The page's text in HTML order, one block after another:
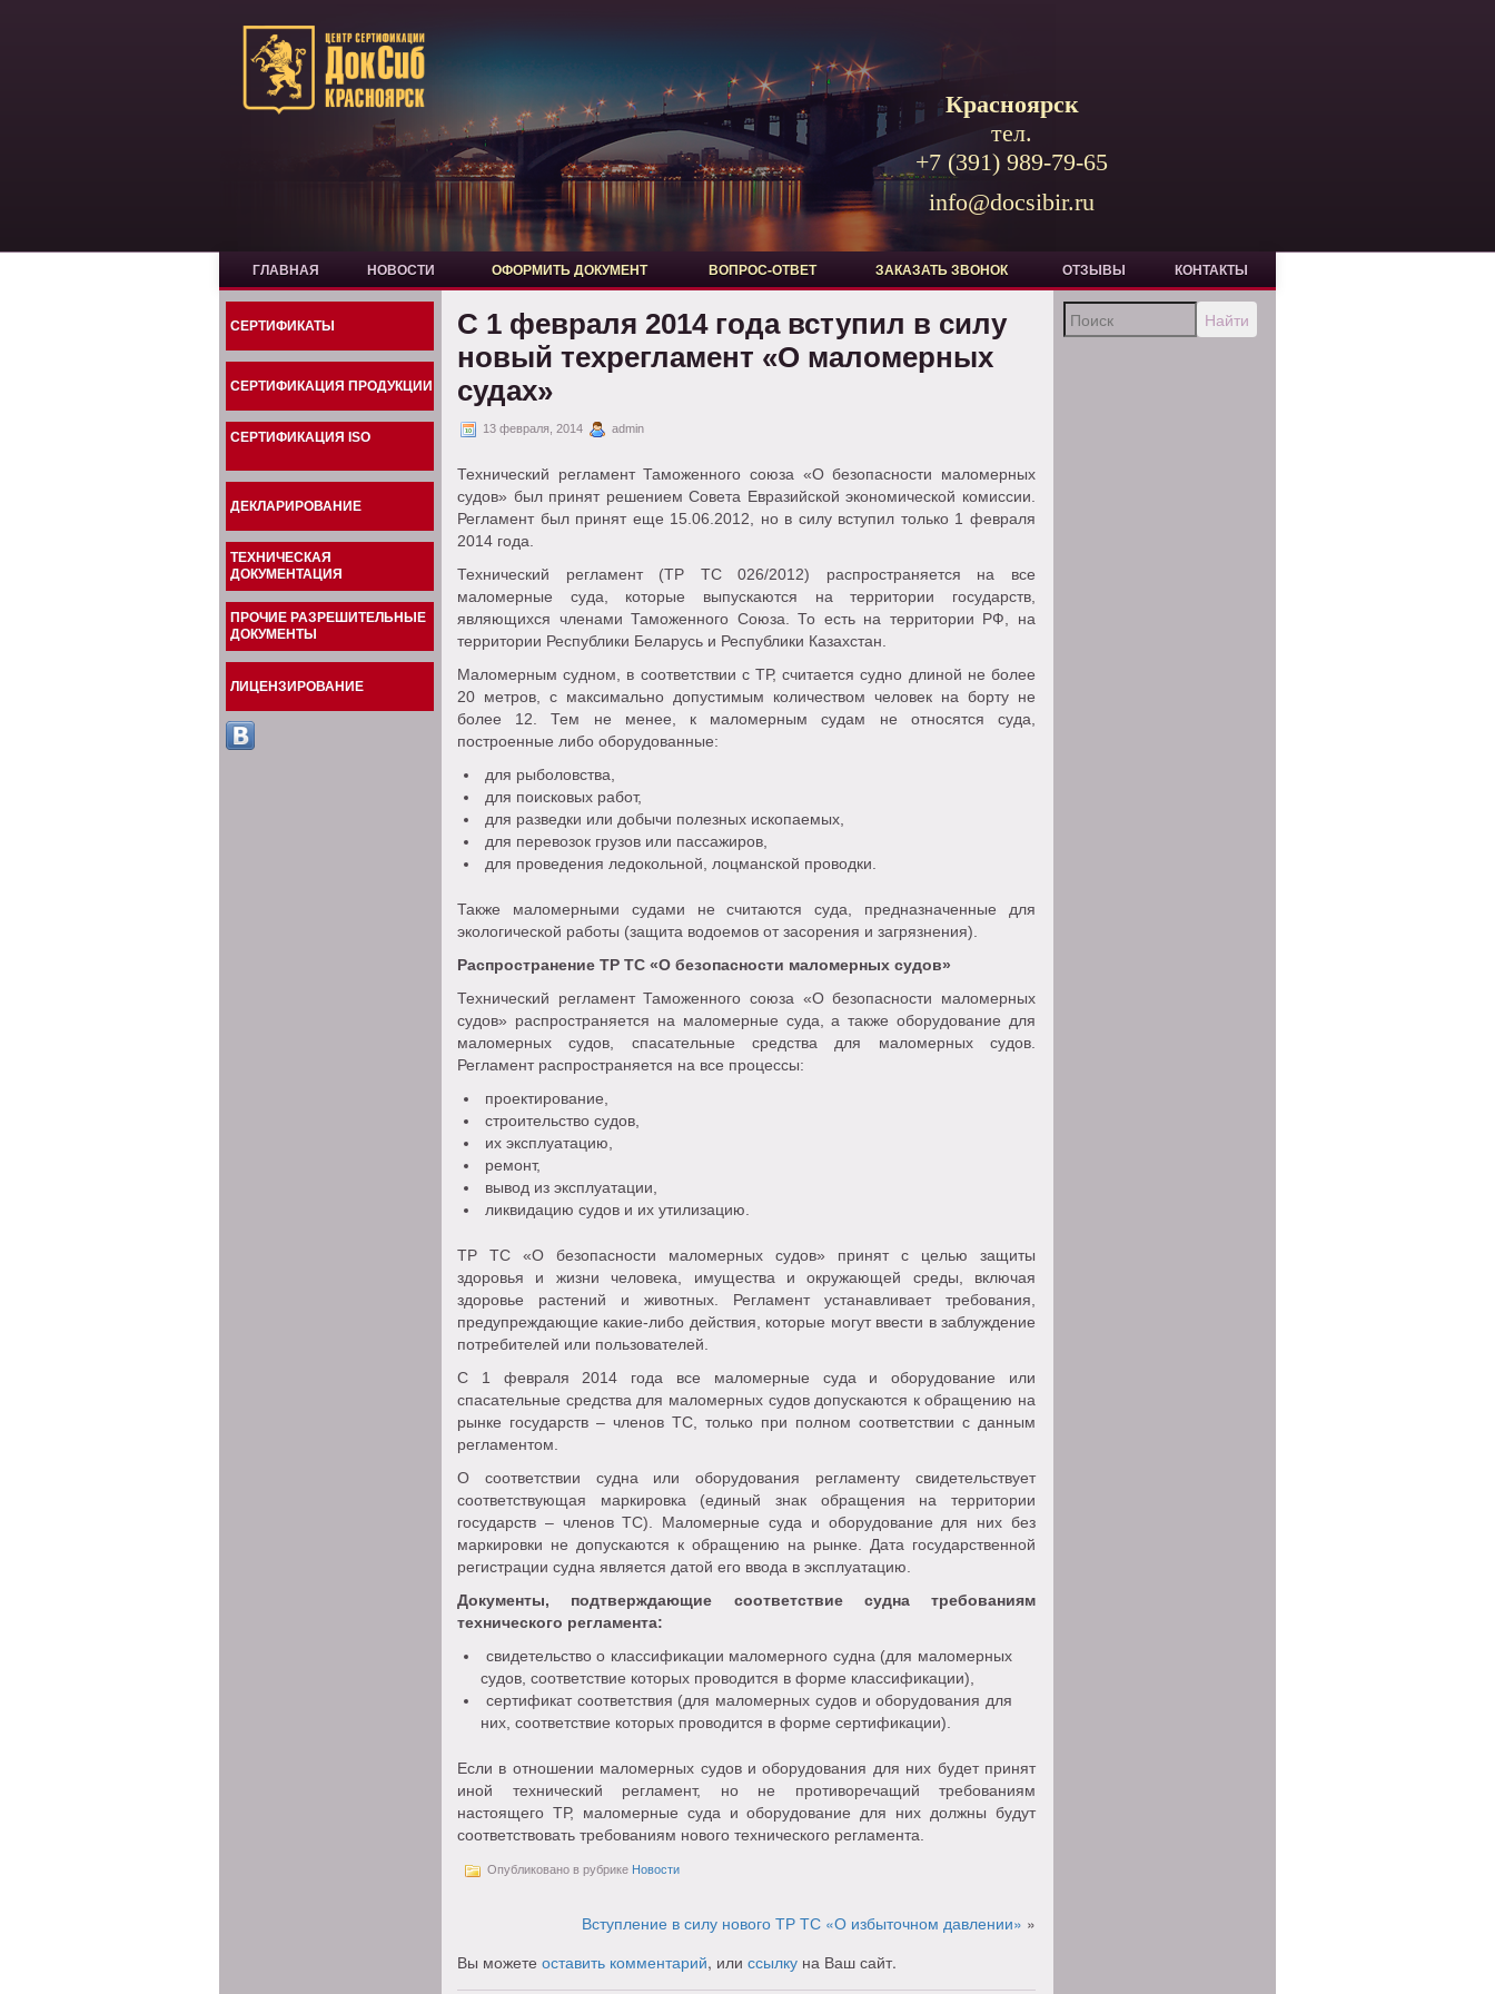
Красноярск
тел.
+7 (391) 989-79-65
info@docsibir.ru
ГЛАВНАЯ НОВОСТИ ОФОРМИТЬ ДОКУМЕНТ ВОПРОС-ОТВЕТ ЗАКАЗАТЬ ЗВОНОК ОТЗЫВЫ КОНТАКТЫ
СЕРТИФИКАТЫ
СЕРТИФИКАЦИЯ ПРОДУКЦИИ
СЕРТИФИКАЦИЯ ISO
ДЕКЛАРИРОВАНИЕ
ТЕХНИЧЕСКАЯ
ДОКУМЕНТАЦИЯ
ПРОЧИЕ РАЗРЕШИТЕЛЬНЫЕ
ДОКУМЕНТЫ
ЛИЦЕНЗИРОВАНИЕ
C 1 февраля 2014 года вступил в силу
новый техрегламент «О маломерных
судах»
13 февраля, 2014 admin
Технический регламент Таможенного союза «О безопасности маломерных
судов» был принят решением Совета Евразийской экономической комиссии.
Регламент был принят еще 15.06.2012, но в силу вступил только 1 февраля
2014 года.
Технический регламент (ТР ТС 026/2012) распространяется на все
маломерные суда, которые выпускаются на территории государств,
являющихся членами Таможенного Союза. То есть на территории РФ, на
территории Республики Беларусь и Республики Казахстан.
Маломерным судном, в соответствии с ТР, считается судно длиной не более
20 метров, с максимально допустимым количеством человек на борту не
более 12. Тем не менее, к маломерным судам не относятся суда,
построенные либо оборудованные:
для рыболовства,
для поисковых работ,
для разведки или добычи полезных ископаемых,
для перевозок грузов или пассажиров,
для проведения ледокольной, лоцманской проводки.
Также маломерными судами не считаются суда, предназначенные для
экологической работы (защита водоемов от засорения и загрязнения).
Распространение ТР ТС «О безопасности маломерных судов»
Технический регламент Таможенного союза «О безопасности маломерных
судов» распространяется на маломерные суда, а также оборудование для
маломерных судов, спасательные средства для маломерных судов.
Регламент распространяется на все процессы:
проектирование,
строительство судов,
их эксплуатацию,
ремонт,
вывод из эксплуатации,
ликвидацию судов и их утилизацию.
ТР ТС «О безопасности маломерных судов» принят с целью защиты
здоровья и жизни человека, имущества и окружающей среды, включая
здоровье растений и животных. Регламент устанавливает требования,
предупреждающие какие-либо действия, которые могут ввести в заблуждение
потребителей или пользователей.
С 1 февраля 2014 года все маломерные суда и оборудование или
спасательные средства для маломерных судов допускаются к обращению на
рынке государств – членов ТС, только при полном соответствии с данным
регламентом.
О соответствии судна или оборудования регламенту свидетельствует
соответствующая маркировка (единый знак обращения на территории
государств – членов ТС). Маломерные суда и оборудование для них без
маркировки не допускаются к обращению на рынке. Дата государственной
регистрации судна является датой его ввода в эксплуатацию.
Документы, подтверждающие соответствие судна требованиям
технического регламента:
свидетельство о классификации маломерного судна (для маломерных
судов, соответствие которых проводится в форме классификации),
сертификат соответствия (для маломерных судов и оборудования для
них, соответствие которых проводится в форме сертификации).
Если в отношении маломерных судов и оборудования для них будет принят
иной технический регламент, но не противоречащий требованиям
настоящего ТР, маломерные суда и оборудование для них должны будут
соответствовать требованиям нового технического регламента.
Опубликовано в рубрике Новости
Вступление в силу нового ТР ТС «О избыточном давлении» »
Вы можете оставить комментарий, или ссылку на Ваш сайт.
Найти